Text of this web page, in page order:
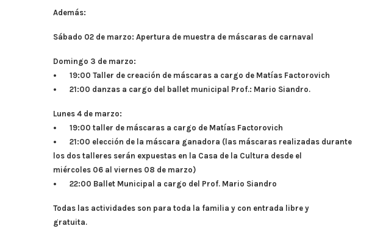
Además:
Sábado 02 de marzo: Apertura de muestra de máscaras de carnaval
Domingo 3 de marzo:
• 19:00 Taller de creación de máscaras a cargo de Matías Factorovich
• 21:00 danzas a cargo del ballet municipal Prof.: Mario Siandro.
Lunes 4 de marzo:
• 19:00 taller de máscaras a cargo de Matías Factorovich
• 21:00 elección de la máscara ganadora (las máscaras realizadas durante
los dos talleres serán expuestas en la Casa de la Cultura desde el
miércoles 06 al viernes 08 de marzo)
• 22:00 Ballet Municipal a cargo del Prof. Mario Siandro
Todas las actividades son para toda la familia y con entrada libre y
gratuita.